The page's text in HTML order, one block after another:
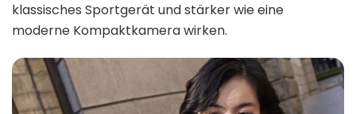
klassisches Sportgerät und stärker wie eine
moderne Kompaktkamera wirken.